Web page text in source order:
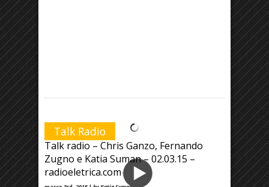
Talk Radio
Talk radio – Chris Ganzo, Fernando
Zugno e Katia Suman – 02.03.15 –
radioeletrica.com